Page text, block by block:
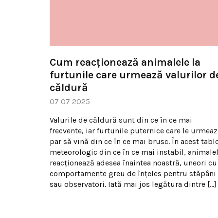
Cum reacționează animalele la
furtunile care urmează valurilor
căldură
07 07 2025
Valurile de căldură sunt din ce în ce mai
frecvente, iar furtunile puternice care le
par să vină din ce în ce mai brusc. În acest
meteorologic din ce în ce mai instabil,
reacționează adesea înaintea noastră, uneori cu
comportamente greu de înțeles pentru stăpâni
sau observatori. Iată mai jos legătura dintre […]